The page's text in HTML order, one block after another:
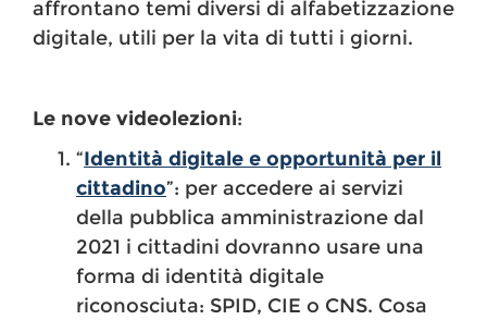
affrontano temi diversi di alfabetizzazione
digitale, utili per la vita di tutti i giorni.
Le nove videolezioni:
“Identità digitale e opportunità per il
cittadino”: per accedere ai servizi
della pubblica amministrazione dal
2021 i cittadini dovranno usare una
forma di identità digitale
riconosciuta: SPID, CIE o CNS. Cosa